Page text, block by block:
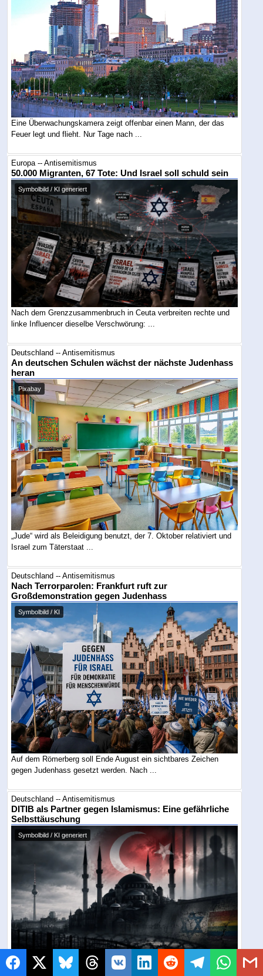
Eine Überwachungskamera zeigt offenbar einen Mann, der das
Feuer legt und flieht. Nur Tage nach ...
Europa -- Antisemitismus
50.000 Migranten, 67 Tote: Und Israel soll schuld sein
Symbolbild / KI generiert
Nach dem Grenzzusammenbruch in Ceuta verbreiten rechte und
linke Influencer dieselbe Verschwörung: ...
Deutschland -- Antisemitismus
An deutschen Schulen wächst der nächste Judenhass
heran
Pixabay
„Jude“ wird als Beleidigung benutzt, der 7. Oktober relativiert und
Israel zum Täterstaat ...
Deutschland -- Antisemitismus
Nach Terrorparolen: Frankfurt ruft zur
Großdemonstration gegen Judenhass
Symbolbild / KI
Auf dem Römerberg soll Ende August ein sichtbares Zeichen
gegen Judenhass gesetzt werden. Nach ...
Deutschland -- Antisemitismus
DITIB als Partner gegen Islamismus: Eine gefährliche
Selbsttäuschung
Symbolbild / KI generiert
SPD-Abgeordneter Macit Karaahmetoğlu preist DITIB nach dem
Berliner Terroranschlag als Partner ...